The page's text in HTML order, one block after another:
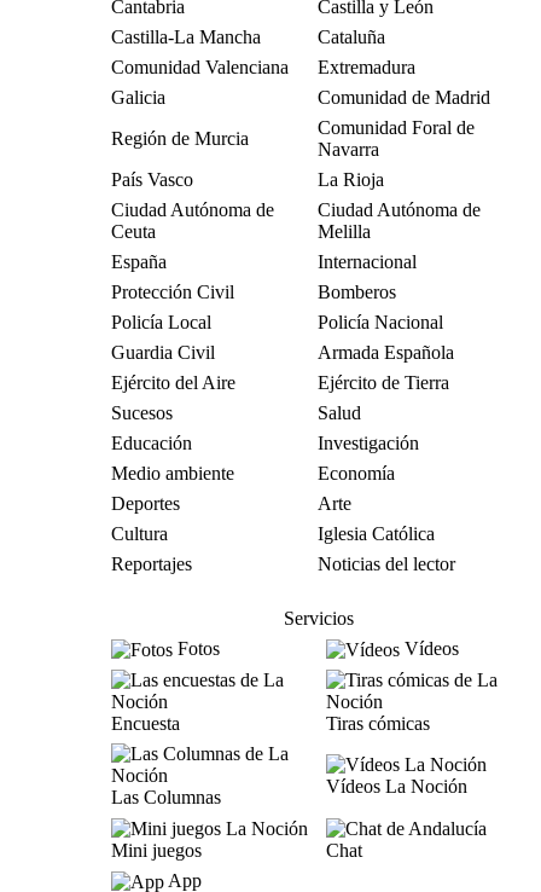
Cantabria
Castilla y León
Castilla-La Mancha
Cataluña
Comunidad Valenciana
Extremadura
Galicia
Comunidad de Madrid
Región de Murcia
Comunidad Foral de
Navarra
País Vasco
La Rioja
Ciudad Autónoma de
Ceuta
Ciudad Autónoma de
Melilla
España
Internacional
Protección Civil
Bomberos
Policía Local
Policía Nacional
Guardia Civil
Armada Española
Ejército del Aire
Ejército de Tierra
Sucesos
Salud
Educación
Investigación
Medio ambiente
Economía
Deportes
Arte
Cultura
Iglesia Católica
Reportajes
Noticias del lector
Servicios
Fotos
Vídeos
Encuesta Tiras cómicas
Las Columnas
Vídeos La Noción
Mini juegos
Chat
App